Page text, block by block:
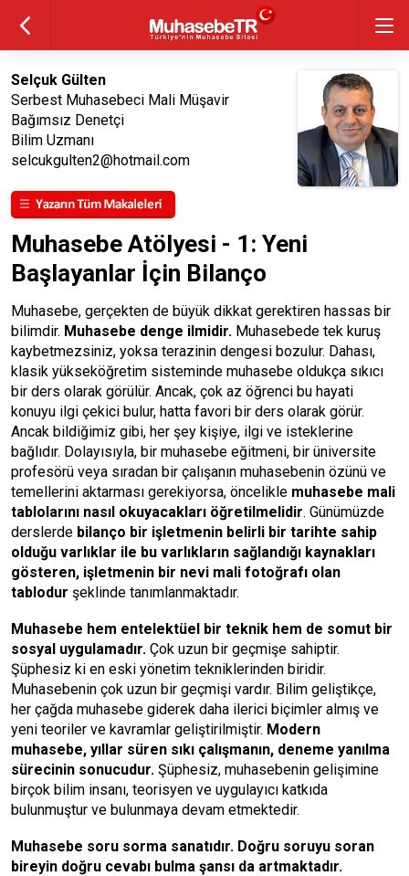
Selçuk Gülten
Serbest Muhasebeci Mali Müşavir
Bağımsız Denetçi
Bilim Uzmanı
selcukgulten2@hotmail.com
Muhasebe Atölyesi - 1: Yeni
Başlayanlar İçin Bilanço
Muhasebe, gerçekten de büyük dikkat gerektiren hassas bir
bilimdir. Muhasebe denge ilmidir. Muhasebede tek kuruş
kaybetmezsiniz, yoksa terazinin dengesi bozulur. Dahası,
klasik yükseköğretim sisteminde muhasebe oldukça sıkıcı
bir ders olarak görülür. Ancak, çok az öğrenci bu hayati
konuyu ilgi çekici bulur, hatta favori bir ders olarak görür.
Ancak bildiğimiz gibi, her şey kişiye, ilgi ve isteklerine
bağlıdır. Dolayısıyla, bir muhasebe eğitmeni, bir üniversite
profesörü veya sıradan bir çalışanın muhasebenin özünü ve
temellerini aktarması gerekiyorsa, öncelikle muhasebe mali
tablolarını nasıl okuyacakları öğretilmelidir. Günümüzde
derslerde bilanço bir işletmenin belirli bir tarihte sahip
olduğu varlıklar ile bu varlıkların sağlandığı kaynakları
gösteren, işletmenin bir nevi mali fotoğrafı olan
tablodur şeklinde tanımlanmaktadır.
Muhasebe hem entelektüel bir teknik hem de somut bir
sosyal uygulamadır. Çok uzun bir geçmişe sahiptir.
Şüphesiz ki en eski yönetim tekniklerinden biridir.
Muhasebenin çok uzun bir geçmişi vardır. Bilim geliştikçe,
her çağda muhasebe giderek daha ilerici biçimler almış ve
yeni teoriler ve kavramlar geliştirilmiştir. Modern
muhasebe, yıllar süren sıkı çalışmanın, deneme yanılma
sürecinin sonucudur. Şüphesiz, muhasebenin gelişimine
birçok bilim insanı, teorisyen ve uygulayıcı katkıda
bulunmuştur ve bulunmaya devam etmektedir.
Muhasebe soru sorma sanatıdır. Doğru soruyu soran
bireyin doğru cevabı bulma şansı da artmaktadır.